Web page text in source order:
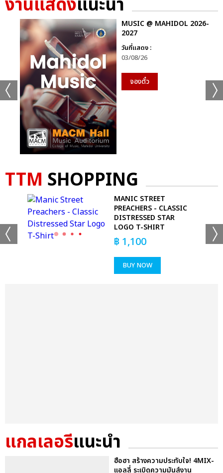
MUSIC @ MAHIDOL 2026-
2027
วันที่แสดง :
03/08/26
จองตั๋ว
TTM SHOPPING
MANIC STREET
PREACHERS - CLASSIC
DISTRESSED STAR
LOGO T-SHIRT
฿ 1,100
BUY NOW
แกลเลอรีแนะนำ
ฮือฮา สร้างความประทับใจ! 4MIX-
แอลลี่ ระเบิดความมันส์งาน